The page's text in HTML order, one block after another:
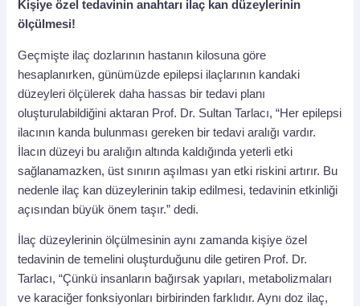
Kişiye özel tedavinin anahtarı ilaç kan düzeylerinin
ölçülmesi!
Geçmişte ilaç dozlarının hastanın kilosuna göre
hesaplanırken, günümüzde epilepsi ilaçlarının kandaki
düzeyleri ölçülerek daha hassas bir tedavi planı
oluşturulabildiğini aktaran Prof. Dr. Sultan Tarlacı, “Her epilepsi
ilacının kanda bulunması gereken bir tedavi aralığı vardır.
İlacın düzeyi bu aralığın altında kaldığında yeterli etki
sağlanamazken, üst sınırın aşılması yan etki riskini artırır. Bu
nedenle ilaç kan düzeylerinin takip edilmesi, tedavinin etkinliği
açısından büyük önem taşır.” dedi.
İlaç düzeylerinin ölçülmesinin aynı zamanda kişiye özel
tedavinin de temelini oluşturduğunu dile getiren Prof. Dr.
Tarlacı, “Çünkü insanların bağırsak yapıları, metabolizmaları
ve karaciğer fonksiyonları birbirinden farklıdır. Aynı doz ilaç,